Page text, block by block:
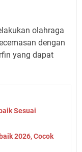
olahraga
dengan
yang dapat
Sesuai
2026, Cocok